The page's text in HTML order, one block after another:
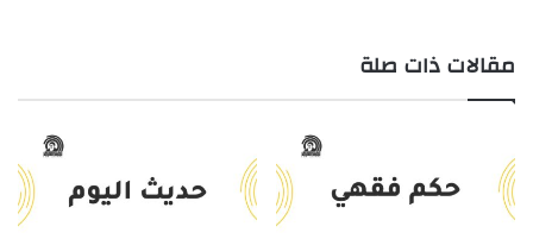
مقالات ذات صلة